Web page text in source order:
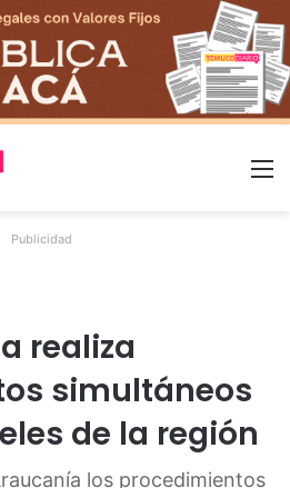
Publicidad
realiza
simultáneos
de la región
los procedimientos